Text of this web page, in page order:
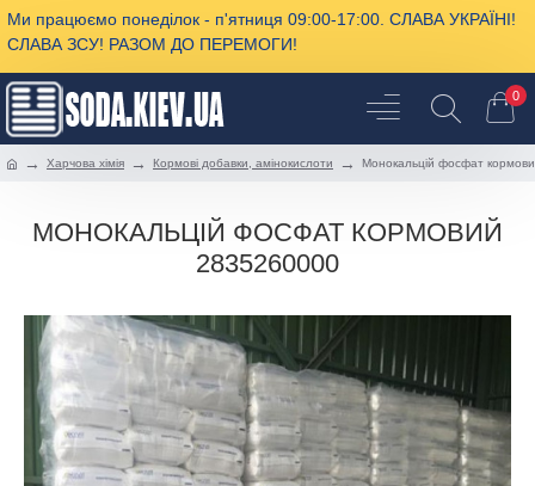
Ми працюємо понеділок - п'ятниця 09:00-17:00. СЛАВА УКРАЇНІ!
СЛАВА ЗСУ! РАЗОМ ДО ПЕРЕМОГИ!
0
Харчова хімія Кормові добавки, амінокислоти Монокальцій фосфат
МОНОКАЛЬЦІЙ ФОСФАТ КОРМОВИЙ
2835260000